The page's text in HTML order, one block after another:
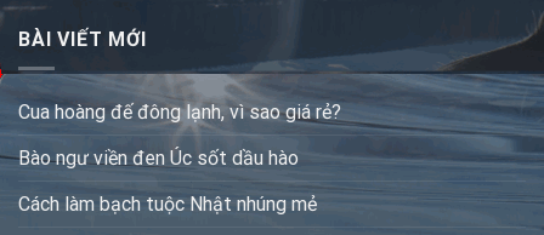
BÀI VIẾT MỚI
Cua hoàng đế đông lạnh, vì sao giá rẻ?
Bào ngư viền đen Úc sốt dầu hào
Cách làm bạch tuộc Nhật nhúng mẻ